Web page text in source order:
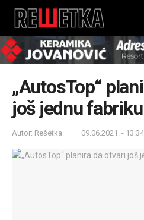
„AutosTop“
još jednu
Autor: Rešetka 09.06.2021. - 13:34